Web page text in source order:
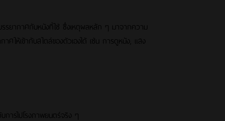
รยากาศกับหนังที่ใช่ ซึ่งเหตุผลหลัก ๆ มาจากความ
ให้เข้ากับสไตล์ของตัวเองได้ เช่น การดูหนัง, แสง
การไปโรงภาพยนตร์จริง ๆ